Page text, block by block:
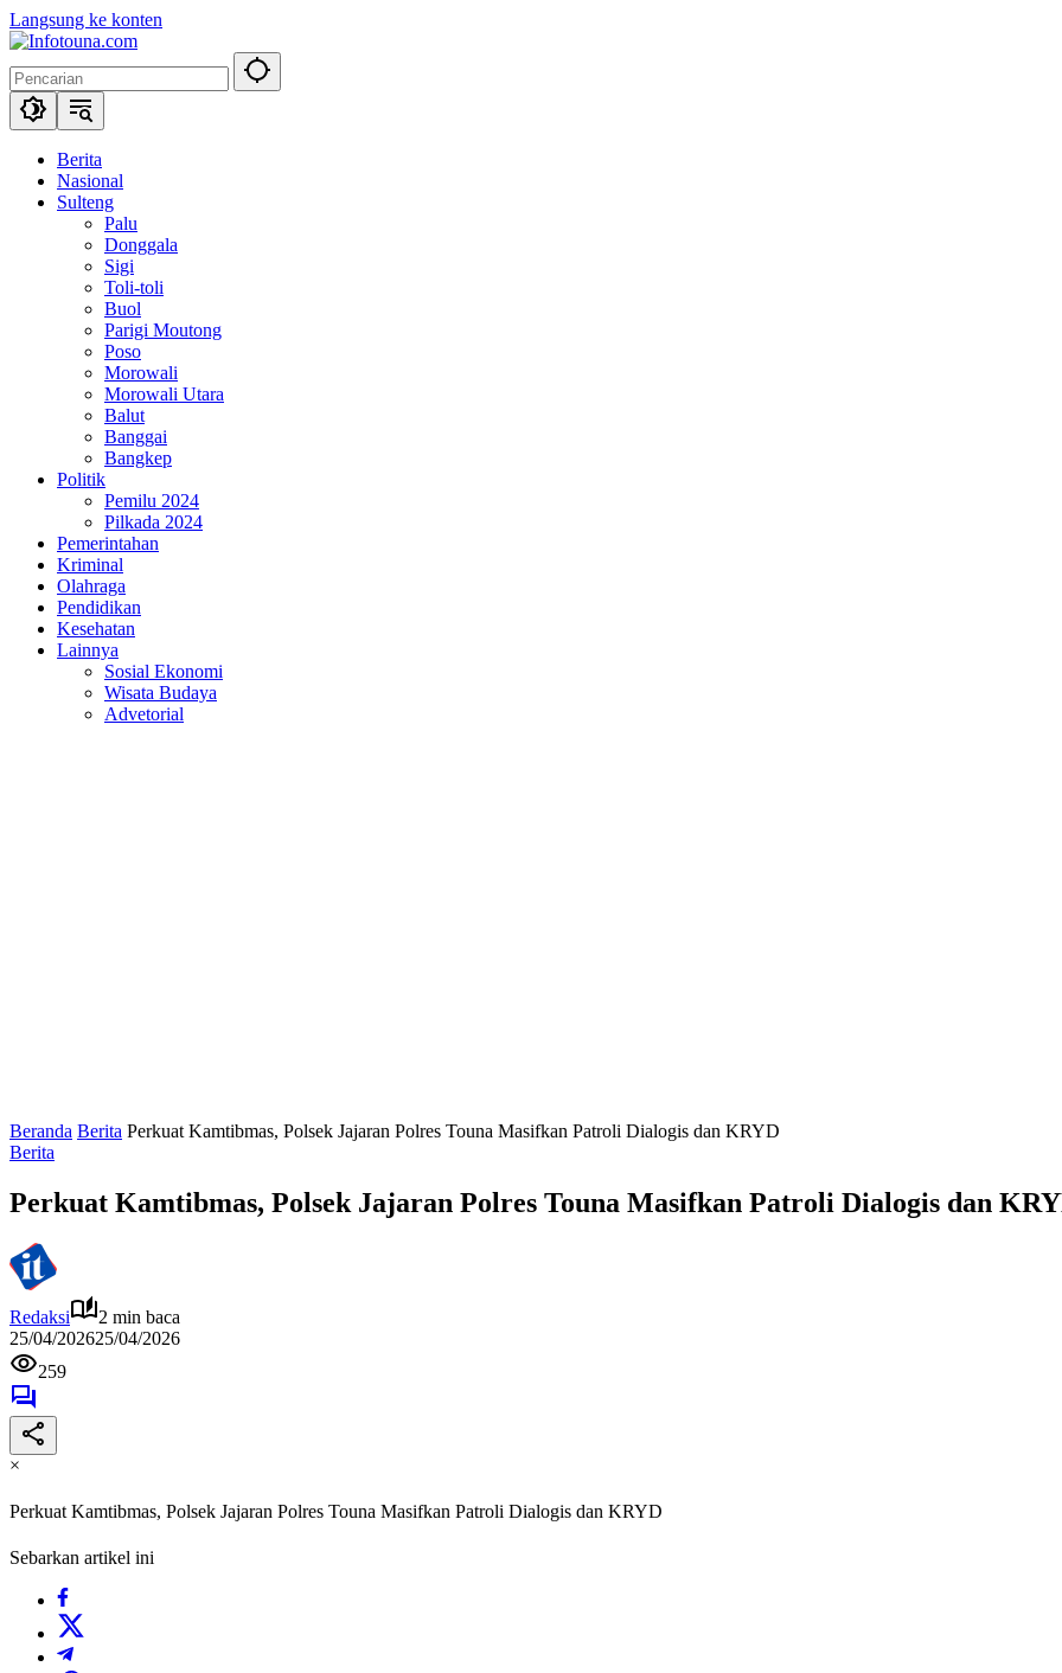
Langsung ke konten
Berita
Nasional
Sulteng
Palu
Donggala
Sigi
Toli-toli
Buol
Parigi Moutong
Poso
Morowali
Morowali Utara
Balut
Banggai
Bangkep
Politik
Pemilu 2024
Pilkada 2024
Pemerintahan
Kriminal
Olahraga
Pendidikan
Kesehatan
Lainnya
Sosial Ekonomi
Wisata Budaya
Advetorial
Beranda Berita Perkuat Kamtibmas, Polsek Jajaran Polres Touna Masifkan Patroli Dialogis dan KRYD
Berita
Perkuat Kamtibmas, Polsek Jajaran Polres Touna Masifkan Patroli Dialogis dan
Redaksi
2 min baca
25/04/202625/04/2026
259
×
Perkuat Kamtibmas, Polsek Jajaran Polres Touna Masifkan Patroli Dialogis dan KRYD
Sebarkan artikel ini